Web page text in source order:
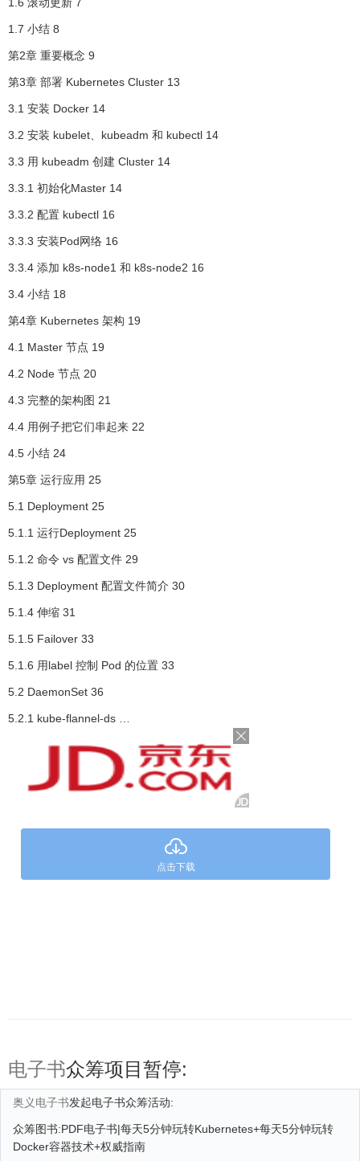
1.7 小结 8
第2章 重要概念 9
第3章 部署 Kubernetes Cluster 13
3.1 安装 Docker 14
3.2 安装 kubelet、kubeadm 和 kubectl 14
3.3 用 kubeadm 创建 Cluster 14
3.3.1 初始化Master 14
3.3.2 配置 kubectl 16
3.3.3 安装Pod网络 16
3.3.4 添加 k8s-node1 和 k8s-node2 16
3.4 小结 18
第4章 Kubernetes 架构 19
4.1 Master 节点 19
4.2 Node 节点 20
4.3 完整的架构图 21
4.4 用例子把它们串起来 22
4.5 小结 24
第5章 运行应用 25
5.1 Deployment 25
5.1.1 运行Deployment 25
5.1.2 命令 vs 配置文件 29
5.1.3 Deployment 配置文件简介 30
5.1.4 伸缩 31
5.1.5 Failover 33
5.1.6 用label 控制 Pod 的位置 33
5.2 DaemonSet 36
5.2.1 kube-flannel-ds …
点击下载
电子书众筹项目暂停:
奥义电子书发起电子书众筹活动:
众筹图书:PDF电子书|每天5分钟玩转Kubernetes+每天5分钟玩转
Docker容器技术+权威指南